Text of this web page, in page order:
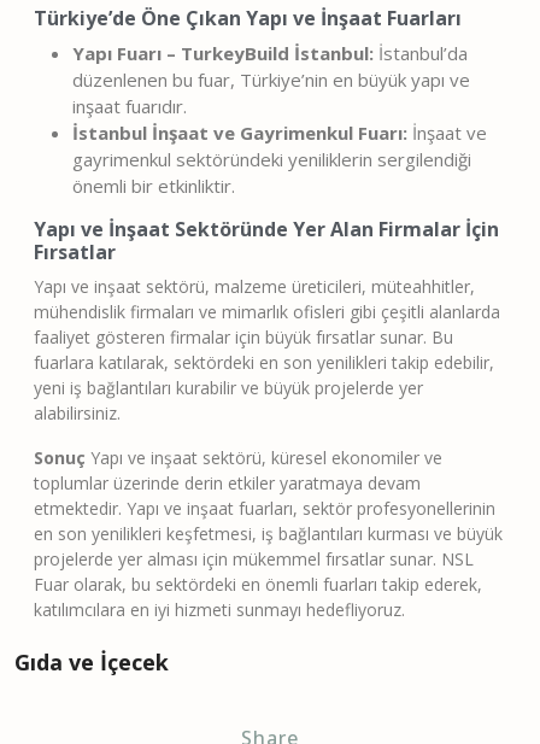
Türkiye’de Öne Çıkan Yapı ve İnşaat Fuarları
Yapı Fuarı – TurkeyBuild İstanbul: İstanbul’da
düzenlenen bu fuar, Türkiye’nin en büyük yapı ve
inşaat fuarıdır.
İstanbul İnşaat ve Gayrimenkul Fuarı: İnşaat ve
gayrimenkul sektöründeki yeniliklerin sergilendiği
önemli bir etkinliktir.
Yapı ve İnşaat Sektöründe Yer Alan Firmalar İçin
Fırsatlar
Yapı ve inşaat sektörü, malzeme üreticileri, müteahhitler,
mühendislik firmaları ve mimarlık ofisleri gibi çeşitli alanlarda
faaliyet gösteren firmalar için büyük fırsatlar sunar. Bu
fuarlara katılarak, sektördeki en son yenilikleri takip edebilir,
yeni iş bağlantıları kurabilir ve büyük projelerde yer
alabilirsiniz.
Sonuç Yapı ve inşaat sektörü, küresel ekonomiler ve
toplumlar üzerinde derin etkiler yaratmaya devam
etmektedir. Yapı ve inşaat fuarları, sektör profesyonellerinin
en son yenilikleri keşfetmesi, iş bağlantıları kurması ve büyük
projelerde yer alması için mükemmel fırsatlar sunar. NSL
Fuar olarak, bu sektördeki en önemli fuarları takip ederek,
katılımcılara en iyi hizmeti sunmayı hedefliyoruz.
Gıda ve İçecek
Share